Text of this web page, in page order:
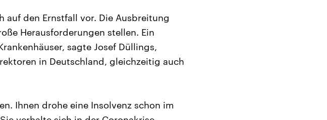
auf den Ernstfall vor. Die Ausbreitung
Herausforderungen stellen. Ein
sagte Josef Düllings,
in Deutschland, gleichzeitig auch
Ihnen drohe eine Insolvenz schon im